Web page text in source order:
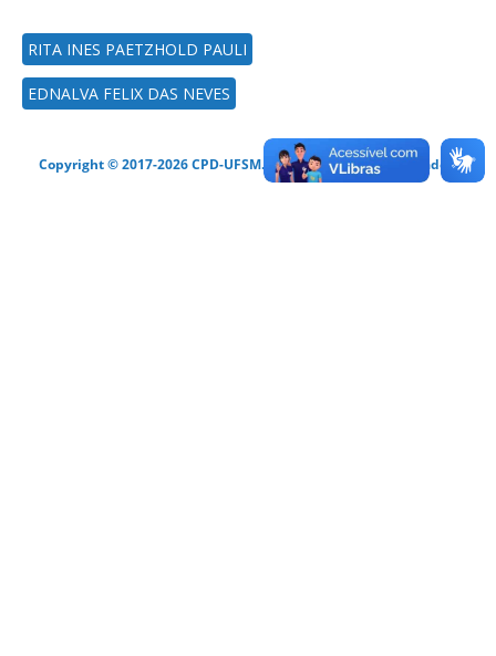
RITA INES PAETZHOLD PAULI
EDNALVA FELIX DAS NEVES
Copyright © 2017-2026 CPD-UFSM. Todos os direitos reservados.